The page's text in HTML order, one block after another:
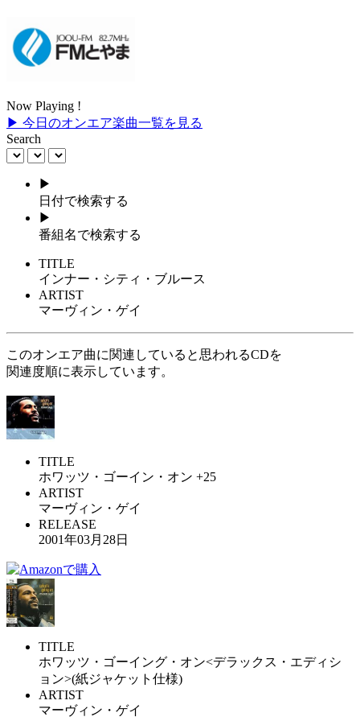
Now Playing !
▶ 今日のオンエア楽曲一覧を見る
Search
▶
日付で検索する
▶
番組名で検索する
TITLE
インナー・シティ・ブルース
ARTIST
マーヴィン・ゲイ
このオンエア曲に関連していると思われるCDを
関連度順に表示しています。
TITLE
ホワッツ・ゴーイン・オン +25
ARTIST
マーヴィン・ゲイ
RELEASE
2001年03月28日
TITLE
ホワッツ・ゴーイング・オン<デラックス・エディシ
ョン>(紙ジャケット仕様)
ARTIST
マーヴィン・ゲイ